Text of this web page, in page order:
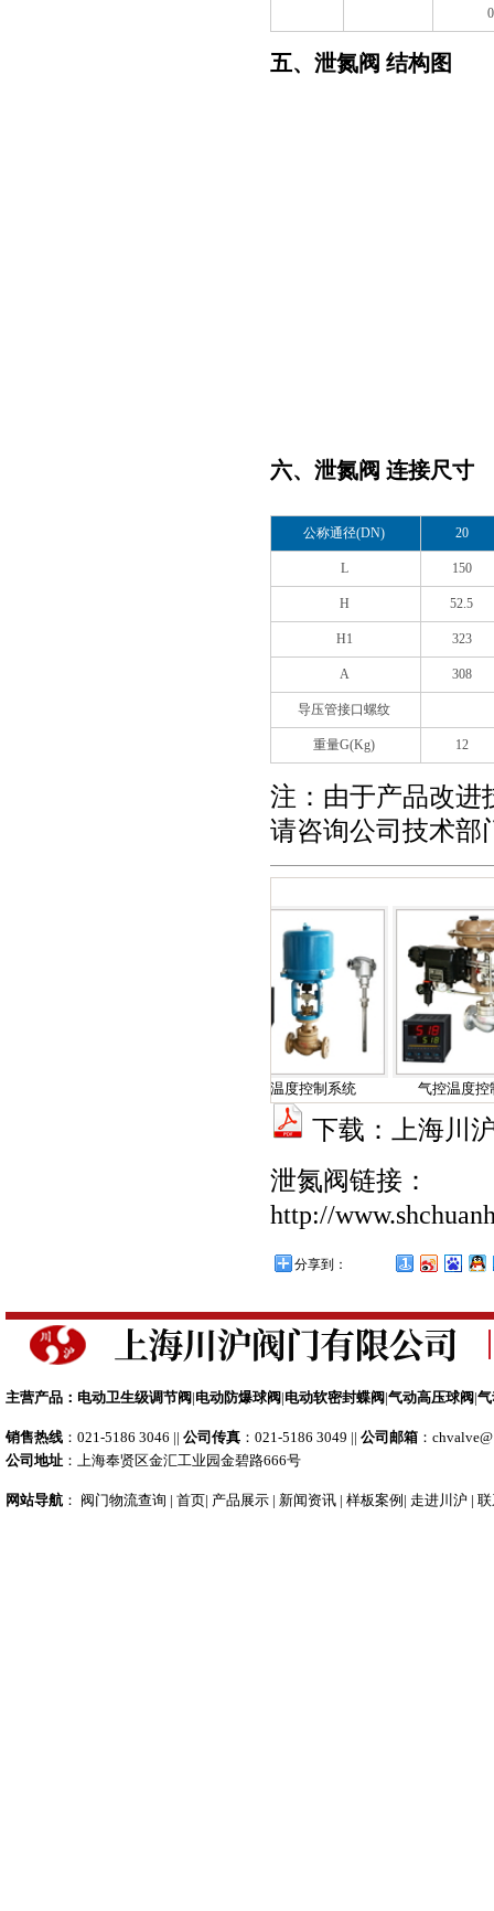
五、泄氮阀 结构图
六、泄氮阀 连接尺寸
公称通径(DN) 20
L 150
H 52.5
H1 323
A 308
导压管接口螺纹
重量G(Kg) 12
注：由于产品改进
请咨询公司技术部
电控温度控制系统 气控温度控制系
下载：上海川
泄氮阀链接：
http://
分享到：
主营产品： 电动卫生级调节阀 |电动防爆球阀 |电动软密封蝶阀 |气动高压球阀 |
销售热线 ：021-5186 3046 || 公司传真 ：021-5186 3049 || 公司邮箱 ：
公司地址 ：上海奉贤区金汇工业园金碧路666号
网站导航 ： 阀门物流查询 | 首页| 产品展示 | 新闻资讯 | 样板案例 | 走进川沪 |